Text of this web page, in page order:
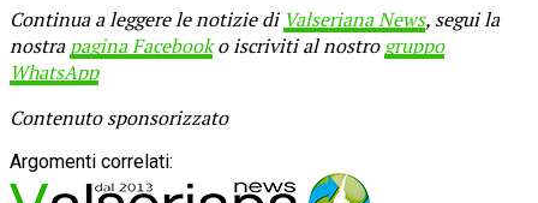
Continua a leggere le notizie di Valseriana News, segui la
nostrapagina Facebooko iscriviti al nostrogruppo
WhatsApp
Contenuto sponsorizzato
Argomenti correlati: